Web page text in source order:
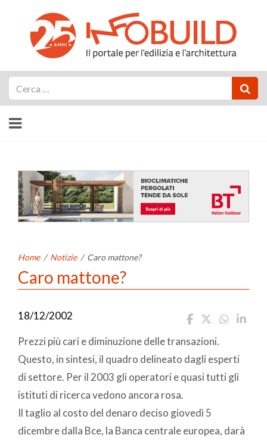
Home / Notizie / Caro mattone?
Caro mattone?
18/12/2002
Prezzi più cari e diminuzione delle transazioni.
Questo, in sintesi, il quadro delineato dagli esperti
di settore. Per il 2003 gli operatori e quasi tutti gli
istituti di ricerca vedono ancora rosa.
Il taglio al costo del denaro deciso giovedì 5
dicembre dalla Bce, la Banca centrale europea, darà